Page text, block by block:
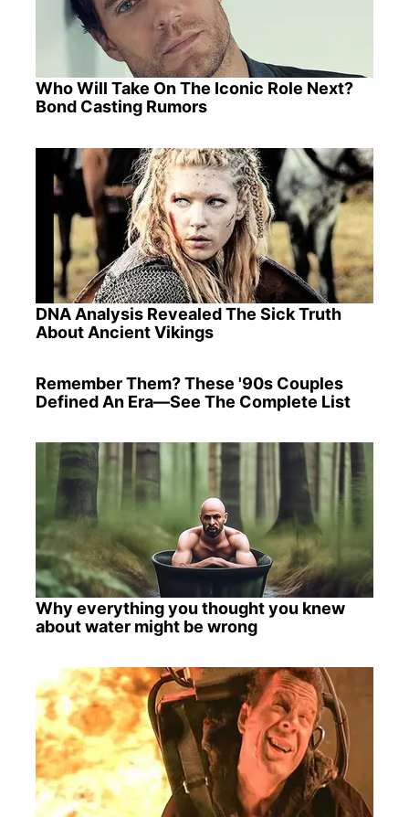
Who Will Take On The Iconic Role Next?
Bond Casting Rumors
DNA Analysis Revealed The Sick Truth
About Ancient Vikings
Remember Them? These '90s Couples
Defined An Era—See The Complete List
Why everything you thought you knew
about water might be wrong